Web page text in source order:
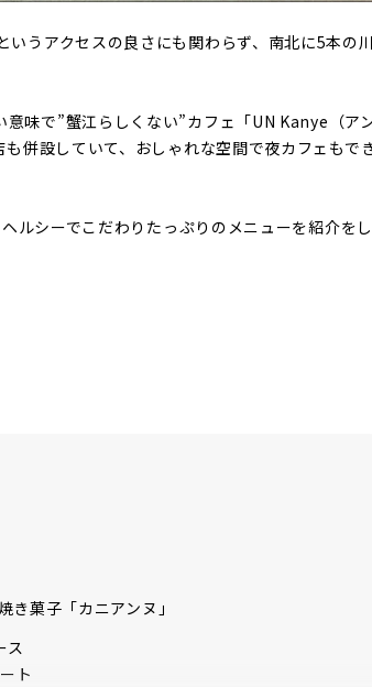
うアクセスの良さにも関わらず、南北に5本の川
味で”蟹江らしくない”カフェ「UN Kanye（ア
併設していて、おしゃれな空間で夜カフェもで
ルシーでこだわりたっぷりのメニューを紹介をし
菓子「カニアンヌ」
ス
ト